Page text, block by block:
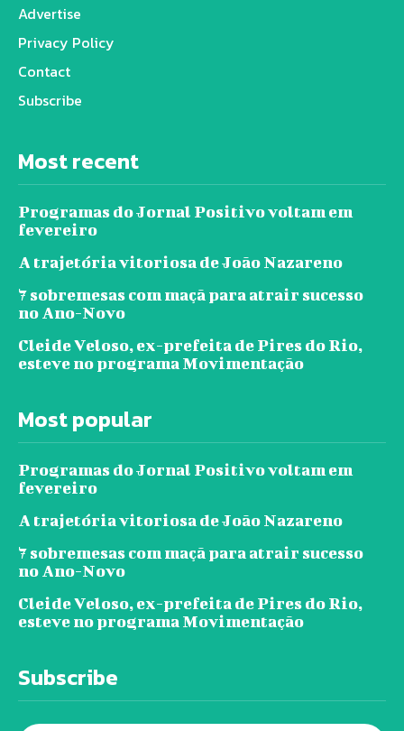
Advertise
Privacy Policy
Contact
Subscribe
Most recent
Programas do Jornal Positivo voltam em
fevereiro
A trajetória vitoriosa de João Nazareno
7 sobremesas com maçã para atrair sucesso
no Ano-Novo
Cleide Veloso, ex-prefeita de Pires do Rio,
esteve no programa Movimentação
Most popular
Programas do Jornal Positivo voltam em
fevereiro
A trajetória vitoriosa de João Nazareno
7 sobremesas com maçã para atrair sucesso
no Ano-Novo
Cleide Veloso, ex-prefeita de Pires do Rio,
esteve no programa Movimentação
Subscribe